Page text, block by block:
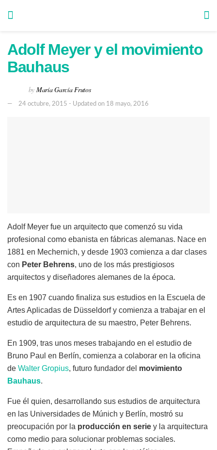
Adolf Meyer y el movimiento
Bauhaus
by María García Frutos
24 octubre, 2015 - Updated on 18 mayo, 2016
Adolf Meyer fue un arquitecto que comenzó su vida
profesional como ebanista en fábricas alemanas. Nace en
1881 en Mechernich, y desde 1903 comienza a dar clases
con Peter Behrens, uno de los más prestigiosos
arquitectos y diseñadores alemanes de la época.
Es en 1907 cuando finaliza sus estudios en la Escuela de
Artes Aplicadas de Düsseldorf y comienza a trabajar en el
estudio de arquitectura de su maestro, Peter Behrens.
En 1909, tras unos meses trabajando en el estudio de
Bruno Paul en Berlín, comienza a colaborar en la oficina
de Walter Gropius, futuro fundador del movimiento
Bauhaus.
Fue él quien, desarrollando sus estudios de arquitectura
en las Universidades de Múnich y Berlín, mostró su
preocupación por la producción en serie y la arquitectura
como medio para solucionar problemas sociales.